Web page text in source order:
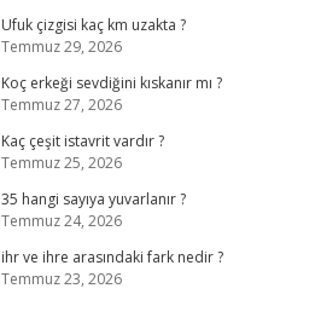
Ufuk çizgisi kaç km uzakta ?
Temmuz 29, 2026
Koç erkeği sevdiğini kıskanır mı ?
Temmuz 27, 2026
Kaç çeşit istavrit vardır ?
Temmuz 25, 2026
35 hangi sayıya yuvarlanır ?
Temmuz 24, 2026
ihr ve ihre arasındaki fark nedir ?
Temmuz 23, 2026